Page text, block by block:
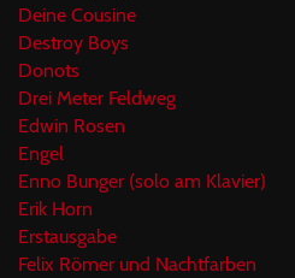
Deine Cousine
Destroy Boys
Donots
Drei Meter Feldweg
Edwin Rosen
Engel
Enno Bunger (solo am Klavier)
Erik Horn
Erstausgabe
Felix Römer und Nachtfarben